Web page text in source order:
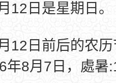
12日是星期日。
12日前后的农
年8月7日，處暑